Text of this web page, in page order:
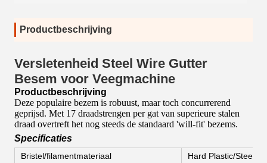
Productbeschrijving
Versletenheid Steel Wire Gutter
Besem voor Veegmachine
Productbeschrijving
Deze populaire bezem is robuust, maar toch concurrerend
geprijsd. Met 17 draadstrengen per gat van superieure stalen
draad overtreft het nog steeds de standaard 'will-fit' bezems.
Specificaties
Bristel/filamentmateriaal
Hard Plastic/Steel